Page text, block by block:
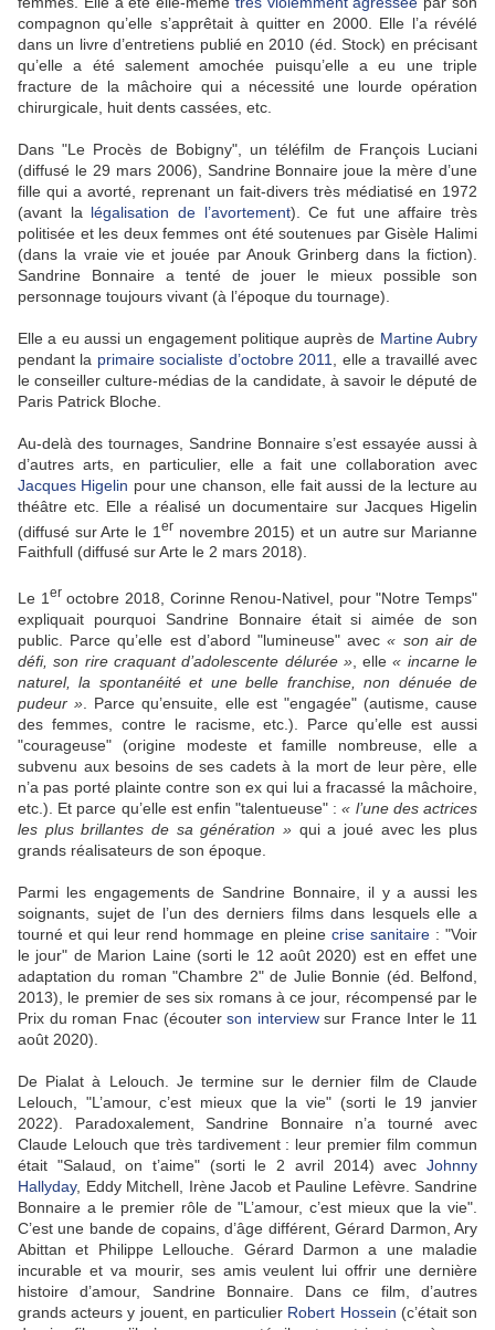
compagnon qu’elle s’apprêtait à quitter en 2000. Elle l’a révélé
dans un livre d’entretiens publié en 2010 (éd. Stock) en précisant
qu’elle a été salement amochée puisqu’elle a eu une triple
fracture de la mâchoire qui a nécessité une lourde opération
chirurgicale, huit dents cassées, etc.
Dans "Le Procès de Bobigny", un téléfilm de François Luciani
(diffusé le 29 mars 2006), Sandrine Bonnaire joue la mère d’une
fille qui a avorté, reprenant un fait-divers très médiatisé en 1972
(avant la légalisation de l’avortement). Ce fut une affaire très
politisée et les deux femmes ont été soutenues par Gisèle Halimi
(dans la vraie vie et jouée par Anouk Grinberg dans la fiction).
Sandrine Bonnaire a tenté de jouer le mieux possible son
personnage toujours vivant (à l’époque du tournage).
Elle a eu aussi un engagement politique auprès de Martine Aubry
pendant la primaire socialiste d’octobre 2011
, elle a travaillé avec
le conseiller culture-médias de la candidate, à savoir le député de
Paris Patrick Bloche.
Au-delà des tournages, Sandrine Bonnaire s’est essayée aussi à
d’autres arts, en particulier, elle a fait une collaboration avec
Jacques Higelin pour une chanson, elle fait aussi de la lecture au
théâtre etc. Elle a réalisé un documentaire sur Jacques Higelin
(diffusé sur Arte le 1 er novembre 2015) et un autre sur Marianne
Faithfull (diffusé sur Arte le 2 mars 2018).
Le 1 er octobre 2018, Corinne Renou-Nativel, pour "Notre Temps"
expliquait pourquoi Sandrine Bonnaire était si aimée de son
public. Parce qu’elle est d’abord "lumineuse" avec« son air de
défi, son rire craquant d’adolescente délurée », elle« incarne le
naturel, la spontanéité et une belle franchise, non dénuée de
pudeur » . Parce qu’ensuite, elle est "engagée" (autisme, cause
des femmes, contre le racisme, etc.). Parce qu’elle est aussi
"courageuse" (origine modeste et famille nombreuse, elle a
subvenu aux besoins de ses cadets à la mort de leur père, elle
n’a pas porté plainte contre son ex qui lui a fracassé la mâchoire,
etc.). Et parce qu’elle est enfin "talentueuse" :« l’une des actrices
les plus brillantes de sa génération » qui a joué avec les plus
grands réalisateurs de son époque.
Parmi les engagements de Sandrine Bonnaire, il y a aussi les
soignants, sujet de l’un des derniers films dans lesquels elle a
tourné et qui leur rend hommage en pleine crise sanitaire: "Voir
le jour" de Marion Laine (sorti le 12 août 2020) est en effet une
adaptation du roman "Chambre 2" de Julie Bonnie (éd. Belfond,
2013), le premier de ses six romans à ce jour, récompensé par le
Prix du roman Fnac (écouterson interviewsur France Inter le 11
août 2020).
De Pialat à Lelouch. Je termine sur le dernier film de Claude
Lelouch, "L’amour, c’est mieux que la vie" (sorti le 19 janvier
2022). Paradoxalement, Sandrine Bonnaire n’a tourné avec
Claude Lelouch que très tardivement : leur premier film commun
était "Salaud, on t’aime" (sorti le 2 avril 2014) avec Johnny
Hallyday, Eddy Mitchell, Irène Jacob et Pauline Lefèvre. Sandrine
Bonnaire a le premier rôle de "L’amour, c’est mieux que la vie".
C’est une bande de copains, d’âge différent, Gérard Darmon, Ary
Abittan et Philippe Lellouche. Gérard Darmon a une maladie
incurable et va mourir, ses amis veulent lui offrir une dernière
histoire d’amour, Sandrine Bonnaire. Dans ce film, d’autres
grands acteurs y jouent, en particulier Robert Hossein (c’était son